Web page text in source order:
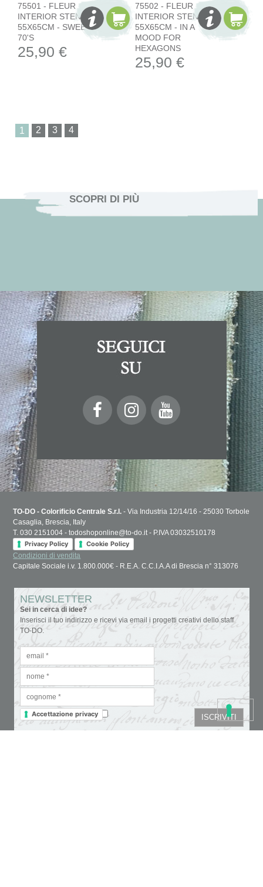
75501 - FLEUR
INTERIOR STENCIL
55X65CM - SWEET
70'S
25,90 €
75502 - FLEUR
INTERIOR STENCIL
55X65CM - IN A
MOOD FOR
HEXAGONS
25,90 €
1
SCOPRI DI PIÙ
TO-DO - Colorificio Centrale S.r.l. - Via Industria 12/14/16 - 25030 Torbole
Casaglia, Brescia, Italy
T. 030 2151004 - todoshoponline@to-do.it - P.IVA 03032510178
Privacy Policy
Cookie Policy
Condizioni di vendita
Capitale Sociale i.v. 1.800.000€ - R.E.A. C.C.I.A.A di Brescia n° 313076
NEWSLETTER
Sei in cerca di idee?
Inserisci il tuo indirizzo e ricevi via email i progetti creativi dello staff
TO-DO.
Accettazione privacy